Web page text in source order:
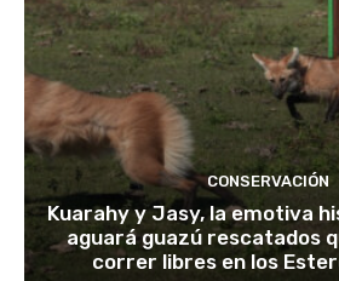
CONSERVACIÓN
Kuarahy y Jasy, la emotiva
aguará guazú rescatados
correr libres en los